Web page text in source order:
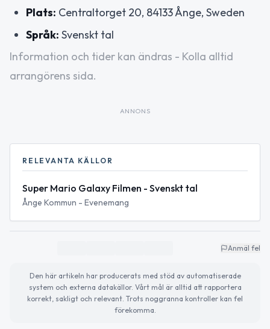
Plats: Centraltorget 20, 84133 Ånge, Sweden
Språk: Svenskt tal
Information och tider kan ändras - Kolla alltid
arrangörens sida.
ANNONS
RELEVANTA KÄLLOR
Super Mario Galaxy Filmen - Svenskt tal
Ånge Kommun - Evenemang
Anmäl fel
Den här artikeln har producerats med stöd av automatiserade
system och externa datakällor. Vårt mål är alltid att rapportera
korrekt, sakligt och relevant. Trots noggranna kontroller kan fel
förekomma.